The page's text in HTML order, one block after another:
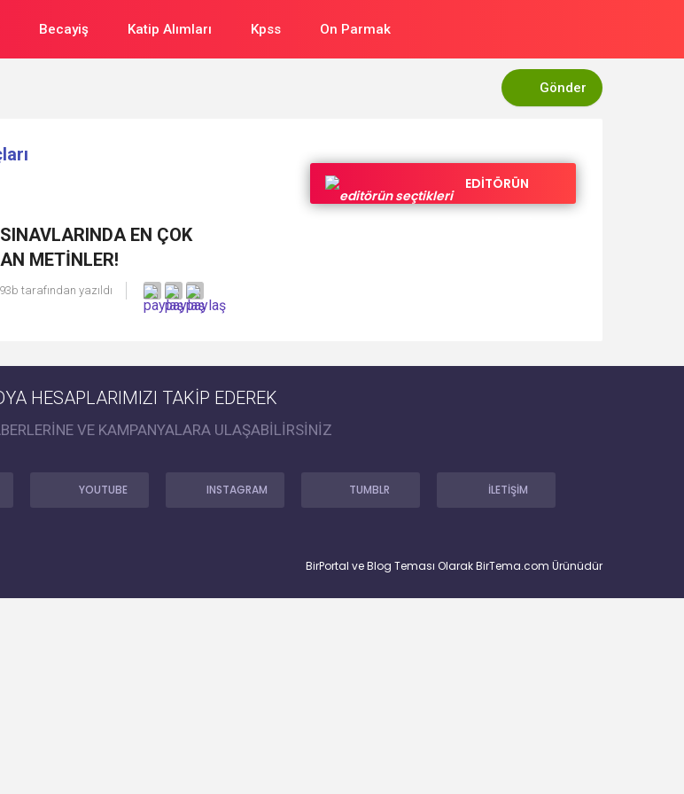
Becayiş Katip Alımları Kpss On Parmak
Gönder
EN ÇOK
METİNLER!
tarafından yazıldı
EDİTÖRÜN
HESAPLARIMIZI TAKİP EDEREK
VE KAMPANYALARA ULAŞABİLİRSİNİZ
YOUTUBE INSTAGRAM TUMBLR İLETİŞİM
BirPortal ve Blog Teması Olarak BirTema.com Ürünüdür